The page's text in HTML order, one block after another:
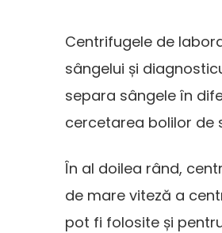
Centrifugele de
sângelui și
separa sângele în
cercetarea bolilor de
În al doilea rând,
de mare viteză a
pot fi folosite și